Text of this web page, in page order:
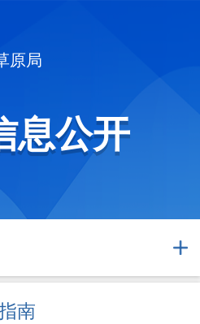
原局
息公开
南